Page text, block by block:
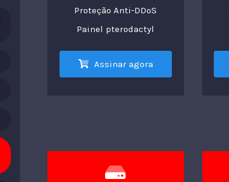
Proteção Anti-DDoS
Painel pterodactyl
Assinar agora